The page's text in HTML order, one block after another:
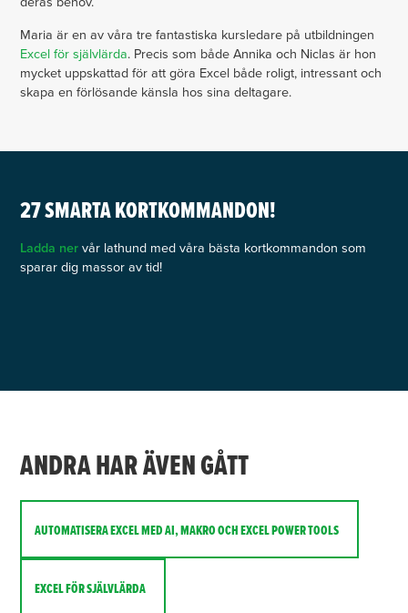
Maria är en av våra tre fantastiska kursledare på utbildningen
Excel för självlärda. Precis som både Annika och Niclas är hon
mycket uppskattad för att göra Excel både roligt, intressant och
skapa en förlösande känsla hos sina deltagare.
27 SMARTA KORTKOMMANDON!
Ladda ner vår lathund med våra bästa kortkommandon som
sparar dig massor av tid!
ANDRA HAR ÄVEN GÅTT
AUTOMATISERA EXCEL MED AI, MAKRO OCH EXCEL POWER TOOLS
EXCEL FÖR SJÄLVLÄRDA